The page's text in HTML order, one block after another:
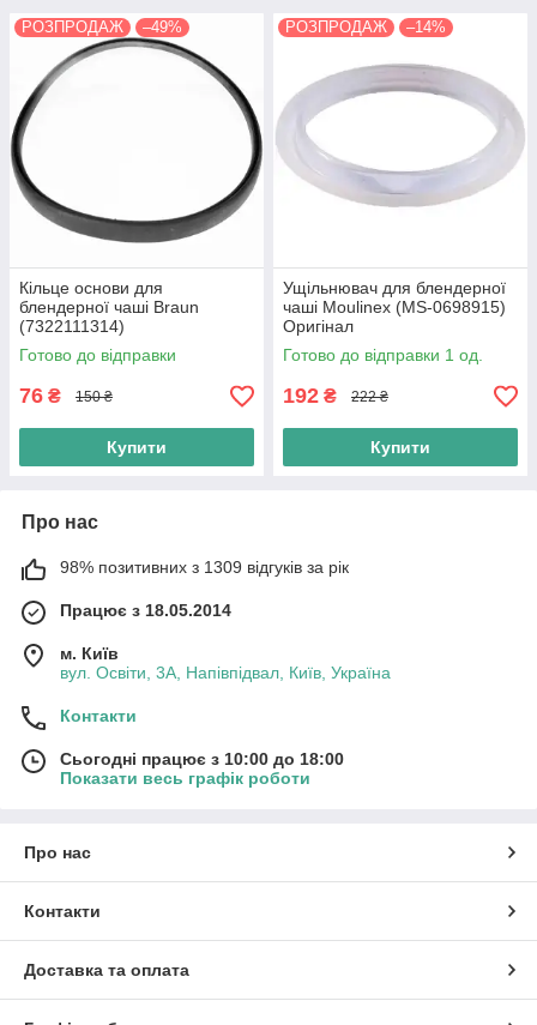
РОЗПРОДАЖ –49%
Кільце основи для
блендерної чаші Braun
(7322111314)
Готово до відправки
76 ₴ 150 ₴
Купити
РОЗПРОДАЖ –14%
Ущільнювач для блендерної
чаші Moulinex (MS-0698915)
Оригінал
Готово до відправки 1 од.
192 ₴ 222 ₴
Купити
Про нас
98% позитивних з 1309 відгуків за рік
Працює з 18.05.2014
м. Київ
вул. Освіти, 3А, Напівпідвал, Київ, Україна
Контакти
Сьогодні працює з 10:00 до 18:00
Показати весь графік роботи
Про нас
Контакти
Доставка та оплата